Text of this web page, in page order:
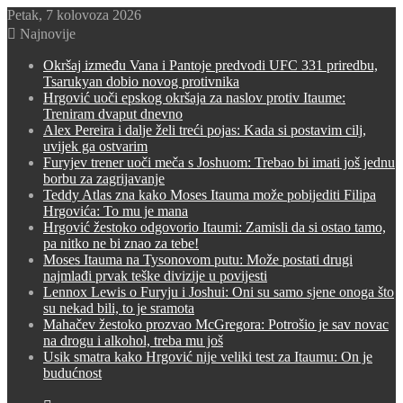
Petak, 7 kolovoza 2026
Najnovije
Okršaj između Vana i Pantoje predvodi UFC 331 priredbu,
Tsarukyan dobio novog protivnika
Hrgović uoči epskog okršaja za naslov protiv Itaume:
Treniram dvaput dnevno
Alex Pereira i dalje želi treći pojas: Kada si postavim cilj,
uvijek ga ostvarim
Furyjev trener uoči meča s Joshuom: Trebao bi imati još jednu
borbu za zagrijavanje
Teddy Atlas zna kako Moses Itauma može pobijediti Filipa
Hrgovića: To mu je mana
Hrgović žestoko odgovorio Itaumi: Zamisli da si ostao tamo,
pa nitko ne bi znao za tebe!
Moses Itauma na Tysonovom putu: Može postati drugi
najmlađi prvak teške divizije u povijesti
Lennox Lewis o Furyju i Joshui: Oni su samo sjene onoga što
su nekad bili, to je sramota
Mahačev žestoko prozvao McGregora: Potrošio je sav novac
na drogu i alkohol, treba mu još
Usik smatra kako Hrgović nije veliki test za Itaumu: On je
budućnost